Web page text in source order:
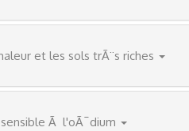
et les sols trÃ¨s riches
Ã l'oÃ¯dium